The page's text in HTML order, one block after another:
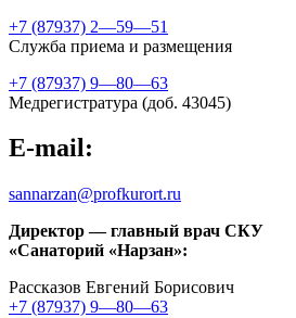
+7 (87937) 2—59—51
Служба приема и размещения
+7 (87937) 9—80—63
Медрегистратура (доб. 43045)
E-mail:
sannarzan@profkurort.ru
Директор — главный врач СКУ
«Санаторий «Нарзан»:
Рассказов Евгений Борисович
+7 (87937) 9—80—63